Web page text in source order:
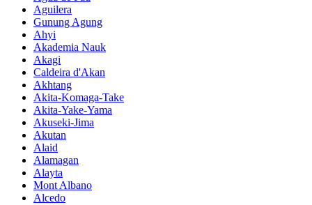
Aguilera
Gunung Agung
Ahyi
Akademia Nauk
Akagi
Caldeira d'Akan
Akhtang
Akita-Komaga-Take
Akita-Yake-Yama
Akuseki-Jima
Akutan
Alaid
Alamagan
Alayta
Mont Albano
Alcedo